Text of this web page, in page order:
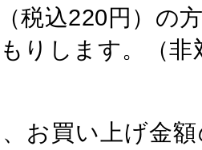
税込220円）の
りします。（非
お買い上げ金